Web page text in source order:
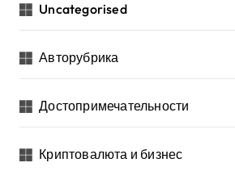
Uncategorised
Авторубрика
Достопримечательности
Криптовалюта и бизнес